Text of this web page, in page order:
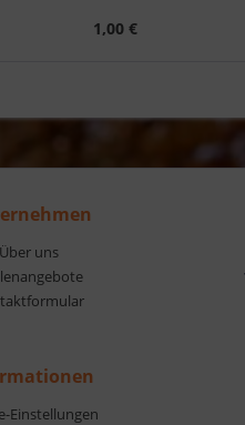
1,00 €
Über uns
Einstellungen